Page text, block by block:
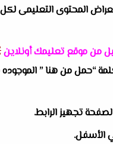
المحتوى التعليمى
من موقع تعليمك أونلاين
“حمل من هنا ”
تجهيز الرابط.
الأسفل.